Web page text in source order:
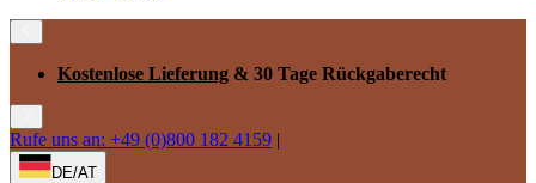
Kostenlose Lieferung & 30 Tage Rückgaberecht
Rufe uns an: +49 (0)800 182 4159 |
DE/AT